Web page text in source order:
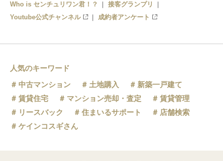
Who is センチュリワン君！？
接客グランプリ
Youtube公式チャンネル
成約者アンケート
人気のキーワード
中古マンション
土地購入
新築一戸建て
賃貸住宅
マンション売却・査定
賃貸管理
リースバック
住まいるサポート
店舗検索
ケインコスギさん